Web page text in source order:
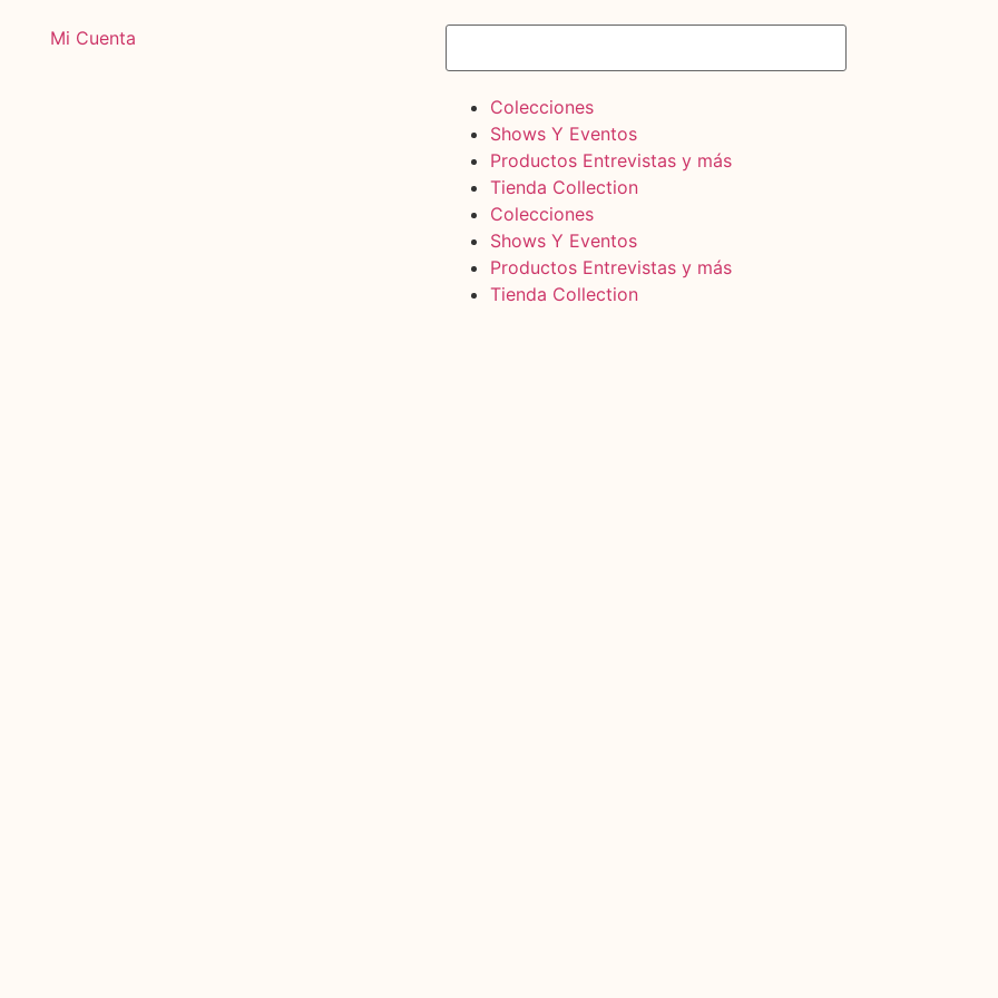
Mi Cuenta
Colecciones
Shows Y Eventos
Productos Entrevistas y más
Tienda Collection
Colecciones
Shows Y Eventos
Productos Entrevistas y más
Tienda Collection